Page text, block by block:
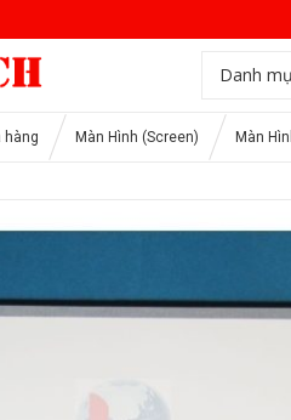
Danh
hàng Màn Hình (Screen) Màn